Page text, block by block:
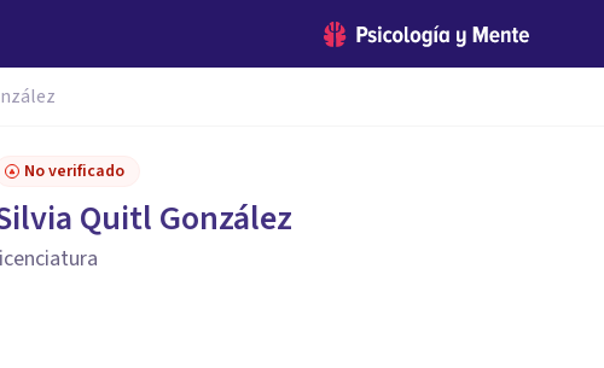
No verificado
Quitl González